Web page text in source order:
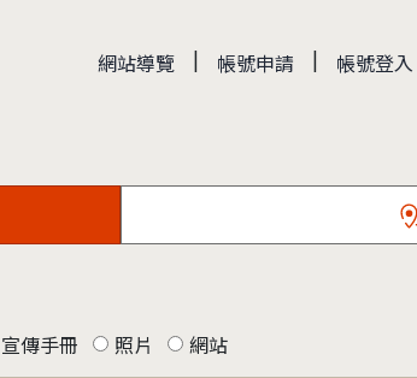
網站導覽 | 帳號申請 | 帳號登入
宣傳手冊 照片 網站